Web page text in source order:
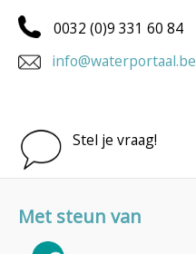
0032 (0)9 331 60 84
info@waterportaal.be
Stel je vraag!
Met steun van